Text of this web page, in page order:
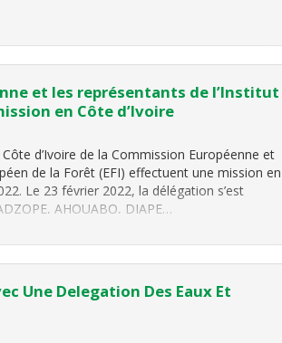
et les représentants de l’Institut
en Côte d’Ivoire
d’Ivoire de la Commission Européenne et
de la Forêt (EFI) effectuent une mission en
Le 23 février 2022, la délégation s’est
AHOUABO, DIAPE…
Une Delegation Des Eaux Et